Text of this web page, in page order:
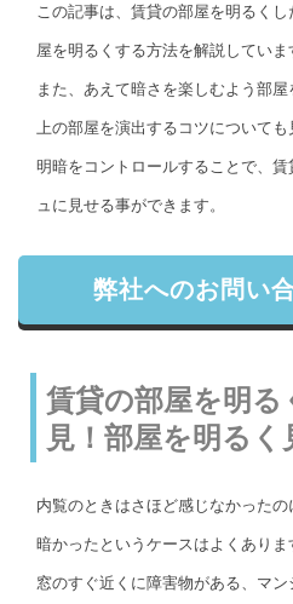
この記事は、賃貸の部屋を明るく
屋を明るくする方法を解説していま
また、あえて暗さを楽しむよう部
上の部屋を演出するコツについても
明暗をコントロールすることで、
ュに見せる事ができます。
弊社へのお問い
賃貸の部屋を明
見！部屋を明る
内覧のときはさほど感じなかった
暗かったというケースはよくありま
窓のすぐ近くに障害物がある、マ